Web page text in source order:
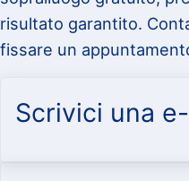
risultato garantito.
fissare un
Scrivici una